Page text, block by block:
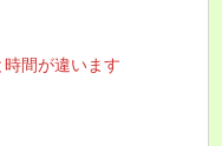
間が違います